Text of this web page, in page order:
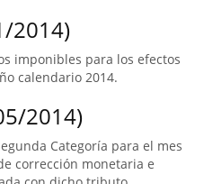
2014)
imponibles para los efectos
calendario 2014.
2014)
Categoría para el mes
corrección monetaria e